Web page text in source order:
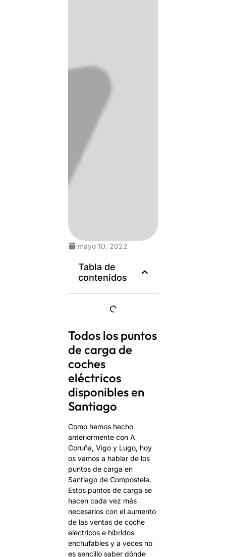
mayo 10, 2022
Tabla de
contenidos
Todos los puntos
de carga de
coches
eléctricos
disponibles en
Santiago
Como hemos hecho
anteriormente con A
Coruña, Vigo y Lugo, hoy
os vamos a hablar de los
puntos de carga en
Santiago de Compostela.
Estos puntos de carga se
hacen cada vez más
necesarios con el aumento
de las ventas de coche
eléctricos e híbridos
enchufables y a veces no
es sencillo saber dónde